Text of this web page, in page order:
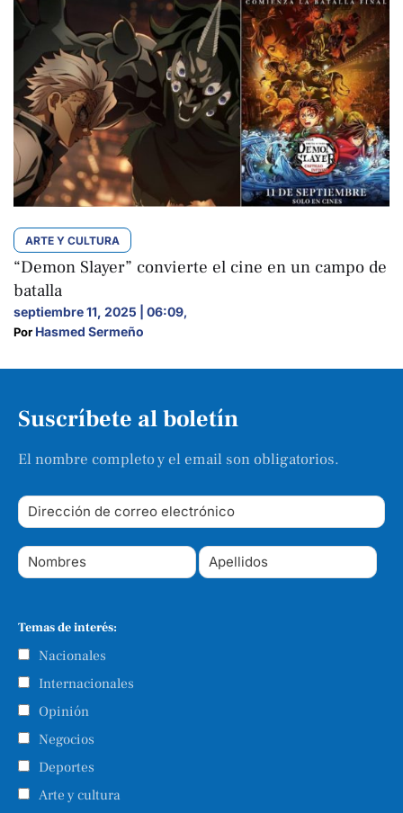
ARTE Y CULTURA
“Demon Slayer” convierte el cine en un campo de
batalla
septiembre 11, 2025 | 06:09,
Por Hasmed Sermeño
Suscríbete al boletín
El nombre completo y el email son obligatorios.
Temas de interés:
Nacionales
Internacionales
Opinión
Negocios
Deportes
Arte y cultura